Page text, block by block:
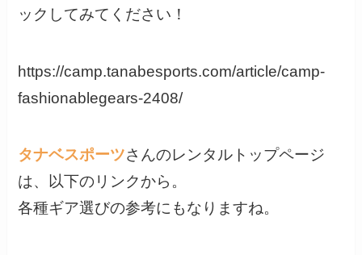
ックしてみてください！
https://camp.tanabesports.com/article/camp-
fashionablegears-2408/
タナベスポーツさんのレンタルトップページ
は、以下のリンクから。
各種ギア選びの参考にもなりますね。